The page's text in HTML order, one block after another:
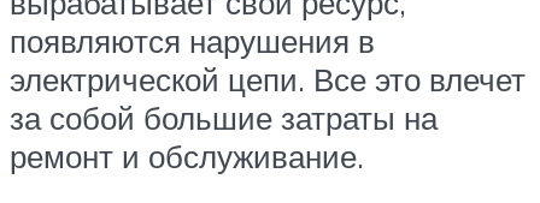
появляются нарушения в
электрической цепи. Все это влечет
за собой большие затраты на
ремонт и обслуживание.